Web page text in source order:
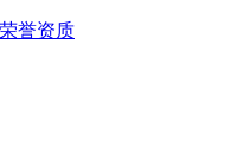
荣誉资质